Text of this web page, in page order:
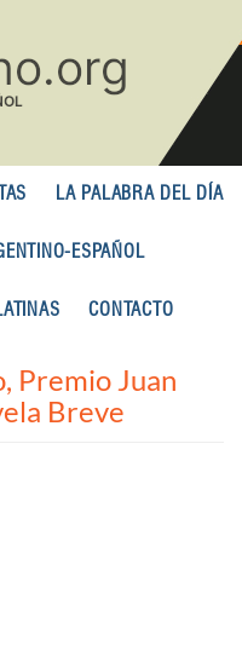
LA PALABRA DEL DÍA
ESPAÑOL
CONTACTO
Premio Juan
Breve